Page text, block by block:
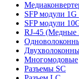
SFP модули 1G
SFP модули
RJ-45 (Медные
Многомодовые
Разъемы SC